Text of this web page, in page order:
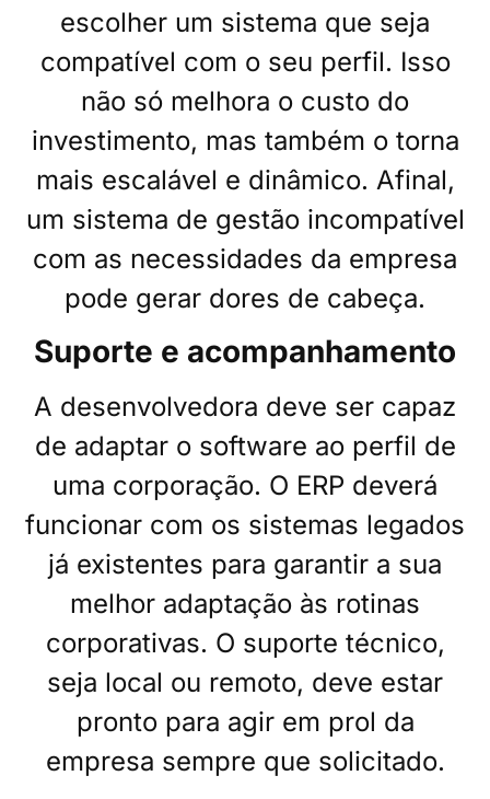
escolher um sistema que seja
compatível com o seu perfil. Isso
não só melhora o custo do
investimento, mas também o torna
mais escalável e dinâmico. Afinal,
um sistema de gestão incompatível
com as necessidades da empresa
pode gerar dores de cabeça.
Suporte e acompanhamento
A desenvolvedora deve ser capaz
de adaptar o software ao perfil de
uma corporação. O ERP deverá
funcionar com os sistemas legados
já existentes para garantir a sua
melhor adaptação às rotinas
corporativas. O suporte técnico,
seja local ou remoto, deve estar
pronto para agir em prol da
empresa sempre que solicitado.